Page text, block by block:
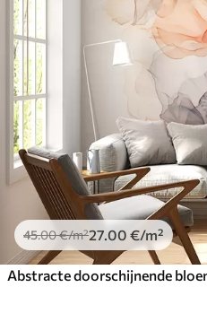
45.00€/m²27 .00 €/m²